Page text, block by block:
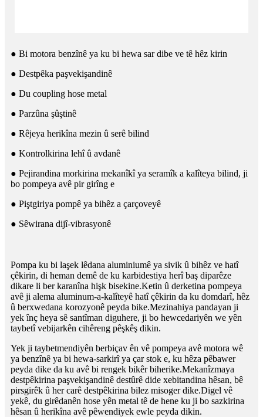
● Bi motora benzînê ya ku bi hewa sar dibe ve tê hêz kirin
● Destpêka paşvekişandinê
● Du coupling hose metal
● Parzûna şûştinê
● Rêjeya herikîna mezin û serê bilind
● Kontrolkirina lehî û avdanê
● Pejirandina morkirina mekanîkî ya seramîk a kalîteya bilind, ji
bo pompeya avê pir girîng e
● Piştgiriya pompê ya bihêz a çarçoveyê
● Sêwirana dijî-vibrasyonê
Pompa ku bi laşek lêdana aluminiumê ya sivik û bihêz ve hatî
çêkirin, di heman demê de ku karbidestiya herî baş diparêze
dikare li ber karanîna hişk bisekine.Ketin û derketina pompeya
avê ji alema aluminum-a-kalîteyê hatî çêkirin da ku domdarî, hêz
û berxwedana korozyonê peyda bike.Mezinahiya pandayan ji
yek înç heya sê santîman diguhere, ji bo hewcedariyên we yên
taybetî vebijarkên cihêreng pêşkêş dikin.
Yek ji taybetmendiyên berbiçav ên vê pompeya avê motora wê
ya benzînê ya bi hewa-sarkirî ya çar stok e, ku hêza pêbawer
peyda dike da ku avê bi rengek bikêr biherike.Mekanîzmaya
destpêkirina paşvekişandinê destûrê dide xebitandina hêsan, bê
pirsgirêk û her carê destpêkirina bilez misoger dike.Digel vê
yekê, du girêdanên hose yên metal tê de hene ku ji bo sazkirina
hêsan û herikîna avê pêwendiyek ewle peyda dikin.